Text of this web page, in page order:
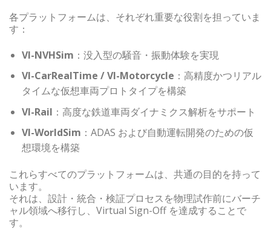
各プラットフォームは、それぞれ重要な役割を担っていま
す：
VI-NVHSim ：没入型の騒音・振動体験を実現
VI-CarRealTime / VI-Motorcycle ：高精度かつリアル
タイムな仮想車両プロトタイプを構築
VI-Rail ：高度な鉄道車両ダイナミクス解析をサポート
VI-WorldSim ：ADAS および自動運転開発のための仮
想環境を構築
これらすべてのプラットフォームは、共通の目的を持って
います。
それは、設計・統合・検証プロセスを物理試作前にバーチ
ャル領域へ移行し、Virtual Sign-Off を達成することで
す。